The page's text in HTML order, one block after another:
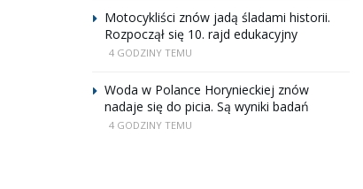
Motocykliści znów jadą śladami historii.
Rozpoczął się 10. rajd edukacyjny
4 GODZINY TEMU
Woda w Polance Horynieckiej znów
nadaje się do picia. Są wyniki badań
4 GODZINY TEMU